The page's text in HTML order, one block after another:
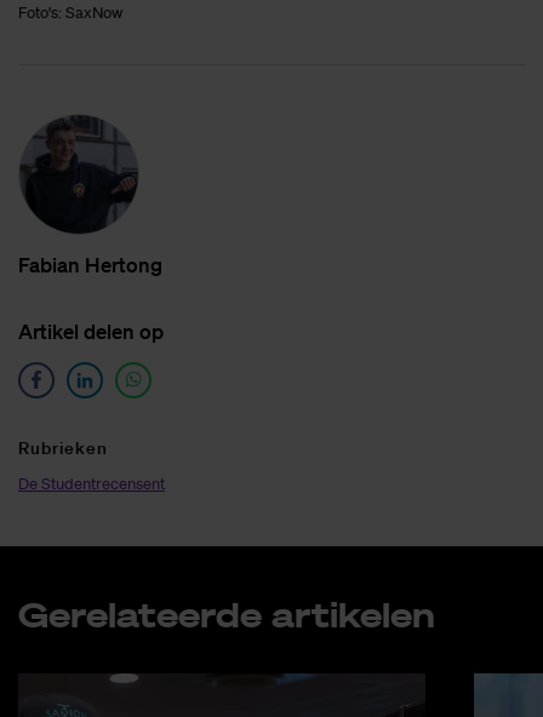
Foto's: SaxNow
Fa­bi­an Her­tong
Ar­ti­kel de­len op
Ru­brie­ken
De Studentrecensent
Ge­re­la­teer­de ar­ti­ke­len